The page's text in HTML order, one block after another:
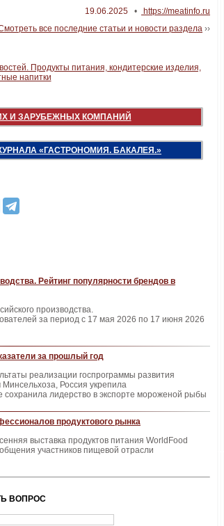
19.06.2025 •
https://meatinfo.ru
все последние статьи и новости раздела ››
И ЗАРУБЕЖНЫХ КОМПАНИЙ
«ГАСТРОНОМИЯ. БАКАЛЕЯ.»
Рейтинг популярности брендов в
производства.
за период с 17 мая 2026 по 17 июня 2026
за прошлый год
реализации госпрограммы развития
Минсельхоза, Россия укрепила
лидерство в экспорте мороженой рыбы
продуктового рынка
выставка продуктов питания WorldFood
участников пищевой отрасли
ВОПРОС